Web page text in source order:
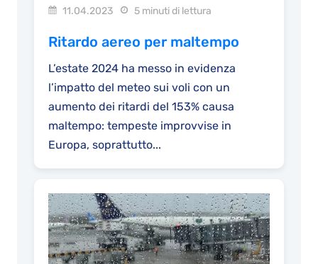
11.04.2023 5 minuti di lettura
Ritardo aereo per maltempo
L’estate 2024 ha messo in evidenza
l’impatto del meteo sui voli con un
aumento dei ritardi del 153% causa
maltempo: tempeste improvvise in
Europa, soprattutto...